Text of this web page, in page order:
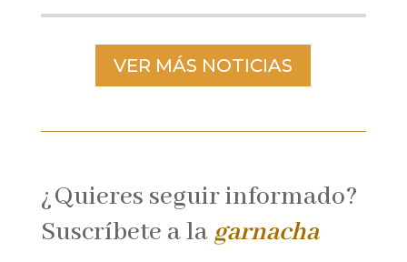
VER MÁS NOTICIAS
¿Quieres seguir informado?
Suscríbete a la garnacha